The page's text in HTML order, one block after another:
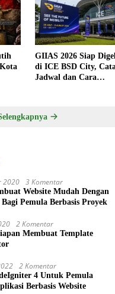
GIIAS 2026 Siap
di ICE BSD City,
Jadwal dan Cara
2020 3 Komentar
Website Mudah Dengan
Pemula Berbasis Proyek
2 Komentar
Membuat Template
2 Komentar
4 Untuk Pemula
Berbasis Website